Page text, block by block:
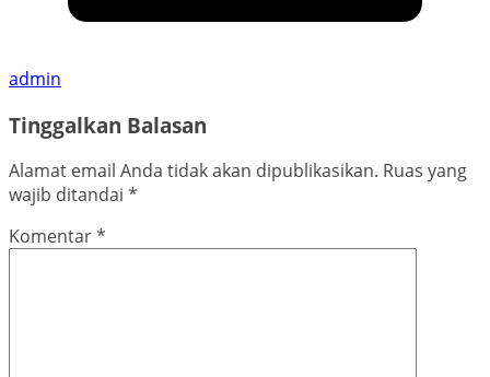
admin
Tinggalkan Balasan
Alamat email Anda tidak akan dipublikasikan. Ruas yang
wajib ditandai *
Komentar*